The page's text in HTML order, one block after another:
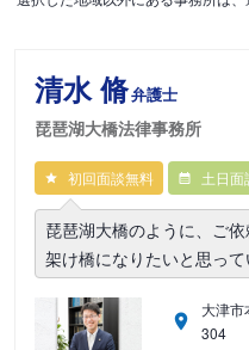
清水 脩弁護士
琵琶湖大橋法律事務所
初回面談無料 土日面
琵琶湖大橋のように、ご
架け橋になりたいと思って
大津
304